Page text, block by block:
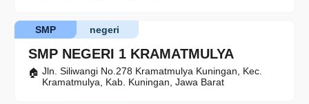
SMP NEGERI 1 KRAMATMULYA
negeri
SMP
Jln. Siliwangi No.278 Kramatmulya Kuningan, Kec.
Kramatmulya, Kab. Kuningan, Jawa Barat